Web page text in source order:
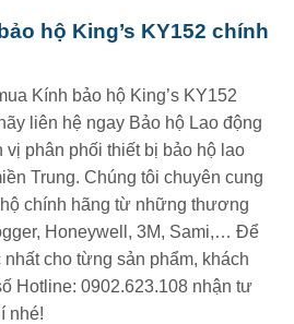
hộ King’s KY152 chính
Kính bảo hộ King’s KY152
liên hệ ngay Bảo hộ Lao động
phân phối thiết bị bảo hộ lao
Trung. Chúng tôi chuyên cung
chính hãng từ những thương
Honeywell, 3M, Sami,… Để
cho từng sản phẩm, khách
Hotline: 0902.623.108 nhận tư
nhé!